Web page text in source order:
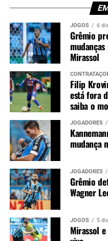
advertências em menos
equipe em um momento
Você precisa ver
reforço gremista,
Luís Castro avalia
Sem Kannemann à
opções para montar a
entrada de Wagner
Luís Eduardo para atuar
definição deve acontecer
da partida.
Contudo, a ausência do
outro defensor mostrar
grande importância. O
mata com um bom
JOGOS 6
Grêmio
Mirassol
Filip
está fora
saiba o
JOGADORES
mudança
JOGADORES
Grêmio
Wagner
JOGOS 5
Mirassol